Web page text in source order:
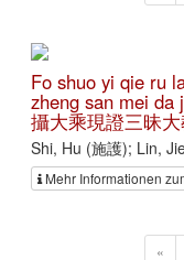
Fo shuo yi qie ru
zheng san mei
攝大乘現證三昧
Shi, Hu (施護); Lin,
Mehr Informationen
«